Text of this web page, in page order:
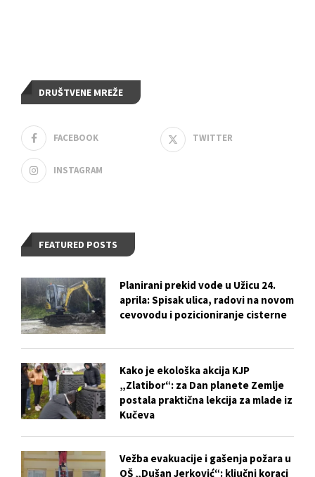
DRUŠTVENE MREŽE
FACEBOOK TWITTER
INSTAGRAM
FEATURED POSTS
Planirani prekid vode u Užicu 24.
aprila: Spisak ulica, radovi na novom
cevovodu i pozicioniranje cisterne
Kako je ekološka akcija KJP
„Zlatibor“: za Dan planete Zemlje
postala praktična lekcija za mlade iz
Kučeva
Vežba evakuacije i gašenja požara u
OŠ „Dušan Jerković“: ključni koraci